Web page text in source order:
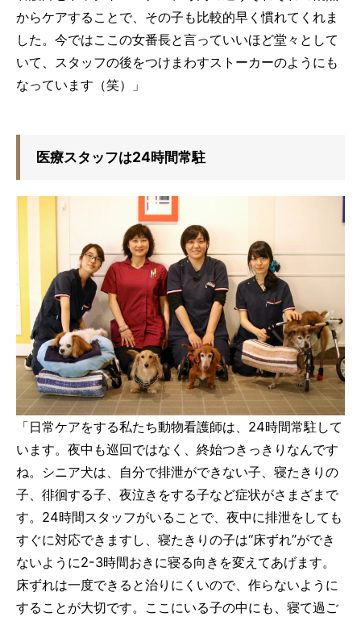
からケアすることで、その子も比較的早く慣れてくれま
した。今ではここの女番長と言っていいほど堂々として
いて、スタッフの後をつけまわすストーカーのようにも
なっています（笑）」
医療スタッフは24時間常駐
「日常ケアをする私たち動物看護師は、24時間常駐して
います。夜中も巡回ではなく、終始つきっきりなんです
ね。シニア犬は、自分で排泄ができない子、寝たきりの
子、徘徊する子、夜泣きをする子など症状がさまざまで
す。24時間スタッフがいることで、夜中に排泄をしても
すぐに対応できますし、寝たきりの子は“床ずれ”ができ
ないように2-3時間おきに寝る向きを変えてあげます。
床ずれは一度できると治りにくいので、作らないように
することが大切です。ここにいる子の中にも、寝て過ご